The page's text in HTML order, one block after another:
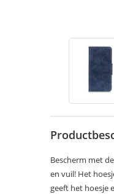
Bescherm met
en vuil! Het
geeft het hoesje